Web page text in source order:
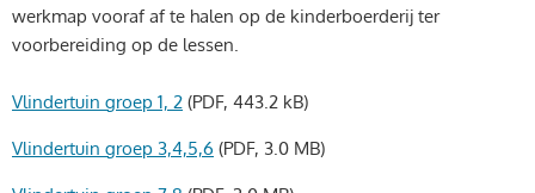
werkmap vooraf af te halen op de kinderboerderij ter
voorbereiding op de lessen.
Vlindertuin groep 1, 2 (PDF, 443.2 kB)
Vlindertuin groep 3,4,5,6 (PDF, 3.0 MB)